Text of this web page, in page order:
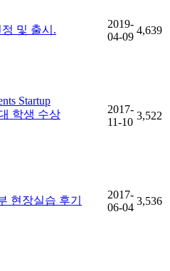
및 출시.
2019-
04-09
4,639
Startup
학생 수상
2017-
11-10
3,522
현장실습 후기
2017-
06-04
3,536